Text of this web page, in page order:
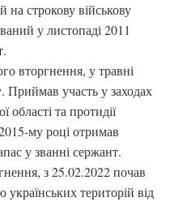
на строкову військову
у листопаді 2011
вторгнення, у травні
Приймав участь у заходах
області та протидії
му році отримав
у званні сержант.
з 25.02.2022 почав
територій від